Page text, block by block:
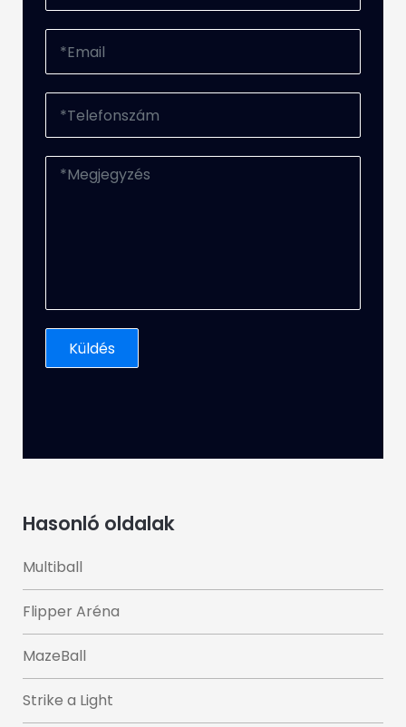
Hasonló oldalak
Multiball
Flipper Aréna
MazeBall
Strike a Light